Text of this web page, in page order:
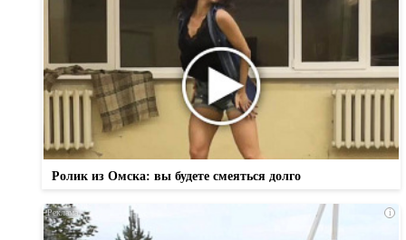
Ролик из Омска: вы будете смеяться долго
i